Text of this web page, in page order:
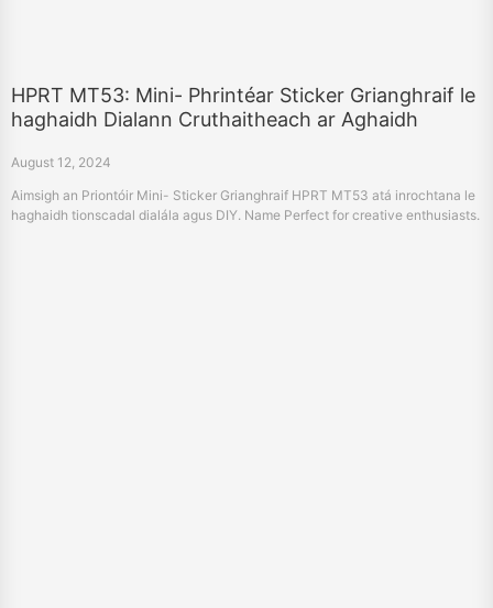
HPRT MT53: Mini- Phrintéar Sticker Grianghraif le
haghaidh Dialann Cruthaitheach ar Aghaidh
August 12, 2024
Aimsigh an Priontóir Mini- Sticker Grianghraif HPRT MT53 atá inrochtana le
haghaidh tionscadal dialála agus DIY. Name Perfect for creative enthusiasts.